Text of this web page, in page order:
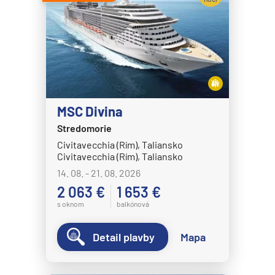
Expedičné plavby
Antarktída
Arktída
Expedičné plavby
Potvrdiť
Celebrity Eclipse
Celebrity Edge
Celebrity Equinox
Celebrity Flora
Celebrity Infinity
Celebrity Millennium
Celebrity Reflection®
Celebrity Silhouette®
Celebrity Solstice®
Celebrity Summit®
Celestyal Cruises
MSC Divina
Stredomorie
Civitavecchia (Rím), Taliansko
Civitavecchia (Rím), Taliansko
14. 08. - 21. 08. 2026
2 063 €
s oknom
1 653 €
balkónová
Detail plavby Mapa